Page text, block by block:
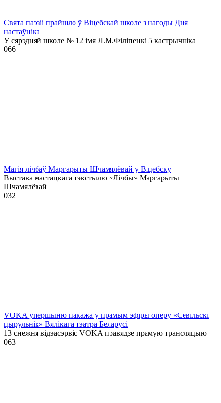
Свята паэзіі прайшло ў Віцебскай школе з нагоды Дня
настаўніка
У сярэдняй школе № 12 імя Л.М.Філіпенкі 5 кастрычніка
066
Магія лічбаў Маргарыты Шчамялёвай у Віцебску
Выстава мастацкага тэкстылю «Лічбы» Маргарыты
Шчамялёвай
032
VOKA ўпершыню пакажа ў прамым эфіры оперу «Севільскі
цырульнік» Вялікага тэатра Беларусі
13 снежня відэасэрвіс VOKA правядзе прамую трансляцыю
063